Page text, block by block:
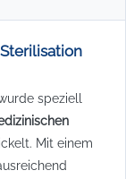
speziell
Mit einem